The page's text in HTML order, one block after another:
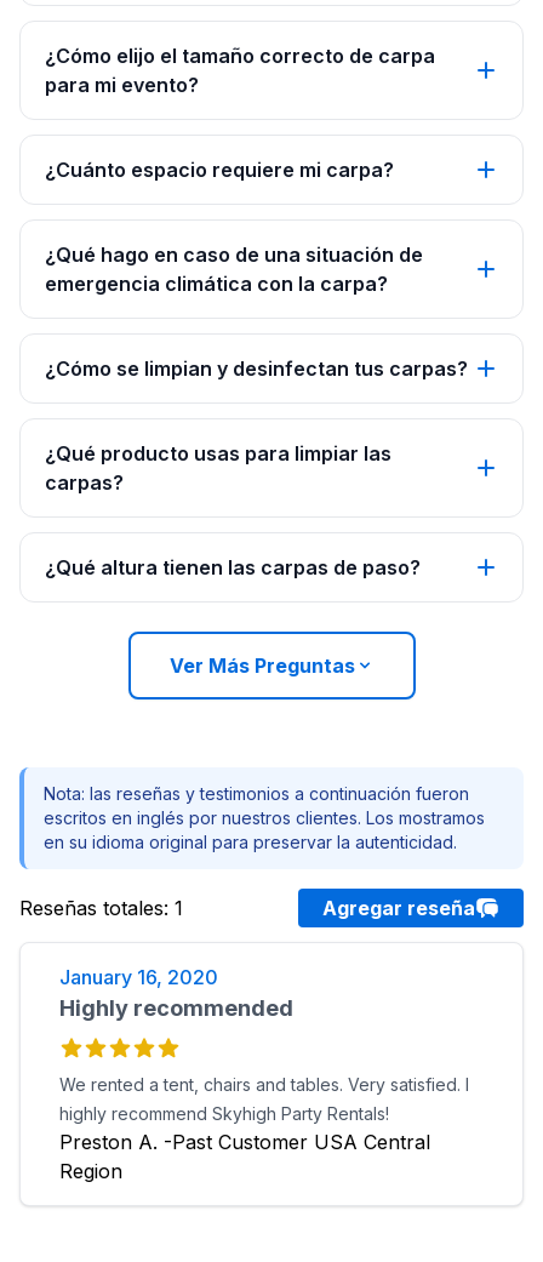
¿Cómo elijo el tamaño correcto de carpa
para mi evento?
¿Cuánto espacio requiere mi carpa?
¿Qué hago en caso de una situación de
emergencia climática con la carpa?
¿Cómo se limpian y desinfectan tus carpas?
¿Qué producto usas para limpiar las
carpas?
¿Qué altura tienen las carpas de paso?
Ver Más Preguntas
Nota: las reseñas y testimonios a continuación fueron
escritos en inglés por nuestros clientes. Los mostramos
en su idioma original para preservar la autenticidad.
Reseñas totales: 1 Agregar reseña
January 16, 2020
Highly recommended
We rented a tent, chairs and tables. Very satisfied. I
highly recommend Skyhigh Party Rentals!
Preston A. -Past Customer USA Central
Region